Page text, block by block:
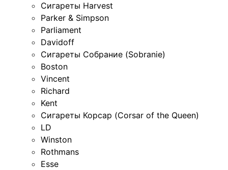
Сигареты Harvest
Parker & Simpson
Parliament
Davidoff
Сигареты Собрание (Sobranie)
Boston
Vincent
Richard
Kent
Сигареты Корсар (Corsar of the Queen)
LD
Winston
Rothmans
Esse